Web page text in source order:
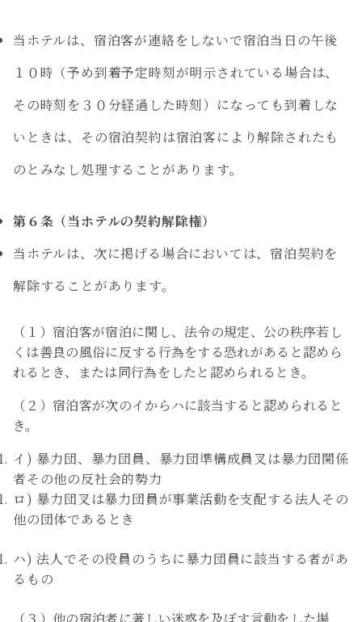
当ホテルは、宿泊客が連絡をしないで宿泊当日の午後
１０時（予め到着予定時刻が明示されている場合は、
その時刻を３０分経過した時刻）になっても到着しな
いときは、その宿泊契約は宿泊客により解除されたも
のとみなし処理することがあります。
第６条（当ホテルの契約解除権）
当ホテルは、次に掲げる場合においては、宿泊契約を
解除することがあります。
（１）宿泊客が宿泊に関し、法令の規定、公の秩序若し
くは善良の風俗に反する行為をする恐れがあると認めら
れるとき、または同行為をしたと認められるとき。
（２）宿泊客が次のイからハに該当すると認められると
き。
イ) 暴力団、暴力団員、暴力団準構成員叉は暴力団関係
者その他の反社会的勢力
ロ) 暴力団叉は暴力団員が事業活動を支配する法人その
他の団体であるとき
ハ) 法人でその役員のうちに暴力団員に該当する者があ
るもの
（３）他の宿泊者に著しい迷惑を及ぼす言動をした場